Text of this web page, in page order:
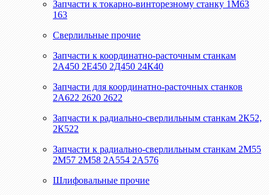
Запчасти к токарно-винторезному станку 1М63
163
Сверлильные прочие
Запчасти к координатно-расточным станкам
2А450 2Е450 2Д450 24К40
Запчасти для координатно-расточных станков
2А622 2620 2622
Запчасти к радиально-сверлильным станкам 2К52,
2К522
Запчасти к радиально-сверлильным станкам 2М55
2М57 2М58 2А554 2А576
Шлифовальные прочие